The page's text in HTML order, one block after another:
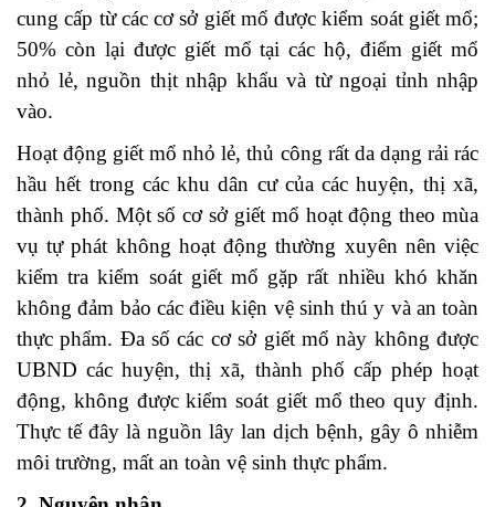
cung cấp từ các cơ sở giết mổ được kiểm soát giết mổ;
50% còn lại được giết mổ tại các hộ, điểm giết mổ
nhỏ lẻ, nguồn thịt nhập khẩu và từ ngoại tỉnh nhập
vào.
Hoạt động giết mổ nhỏ lẻ, thủ công rất da dạng rải rác
hầu hết trong các khu dân cư của các huyện, thị xã,
thành phố. Một số cơ sở giết mổ hoạt động theo mùa
vụ tự phát không hoạt động thường xuyên nên việc
kiểm tra kiểm soát giết mổ gặp rất nhiều khó khăn
không đảm bảo các điều kiện vệ sinh thú y và an toàn
thực phẩm. Đa số các cơ sở giết mổ này không được
UBND các huyện, thị xã, thành phố cấp phép hoạt
động, không được kiểm soát giết mổ theo quy định.
Thực tế đây là nguồn lây lan dịch bệnh, gây ô nhiễm
môi trường, mất an toàn vệ sinh thực phẩm.